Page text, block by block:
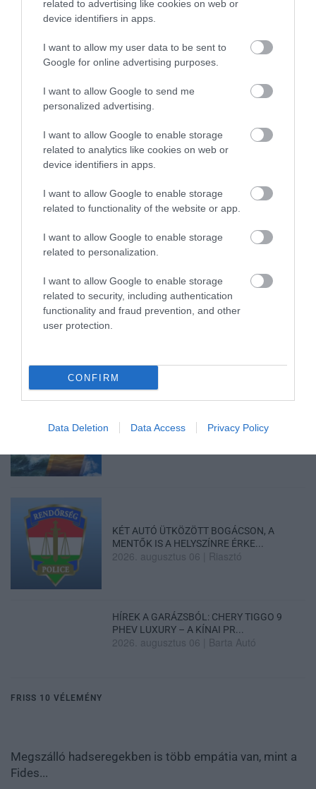
related to advertising like cookies on web or
device identifiers in apps.
I want to allow my user data to be sent to
Google for online advertising purposes.
I want to allow Google to send me
personalized advertising.
I want to allow Google to enable storage
related to analytics like cookies on web or
device identifiers in apps.
I want to allow Google to enable storage
related to functionality of the website or app.
I want to allow Google to enable storage
related to personalization.
I want to allow Google to enable storage
related to security, including authentication
functionality and fraud prevention, and other
user protection.
CONFIRM
Data Deletion Data Access Privacy Policy
INFLÁCIÓ MAGYARORSZÁGON
2026. augusztus 07
MINDHÁROM ÜTEMBEN DOLGOZNAK A 25-
ÖS FŐÚTON EGERBEN
2026. augusztus 07 Eger ügye
HALMENTÉS SZARVASKŐNÉL: ŐSHONOS
ÉS VÉDETT HALAKAT MENTETT...
ZÁPOROK, ZIVATAROK KIALAKULHATNAK
2026. augusztus 07 Mindenki ügye
KÉT AUTÓ ÜTKÖZÖTT BOGÁCSON, A
MENTŐK IS A HELYSZÍNRE ÉRKE...
2026. augusztus 06 Riasztó
HÍREK A GARÁZSBÓL: CHERY TIGGO 9
PHEV LUXURY – A KÍNAI PR...
2026. augusztus 06 Barta Autó
FRISS 10 VÉLEMÉNY
Megszálló hadseregekben is több empátia van, mint a
Fides...